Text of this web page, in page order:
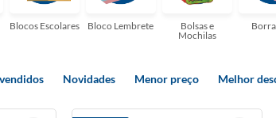
Blocos Escolares Bloco Lembrete
Bolsas e
Mochilas
Novidades Menor preço Melhor